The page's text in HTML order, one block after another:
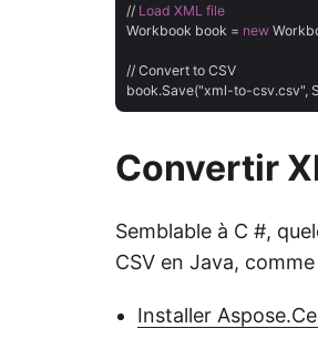
// Load XML file
Workbook book = new
// Convert to CSV
Convertir
Semblable à C #,
CSV en Java,
Installer